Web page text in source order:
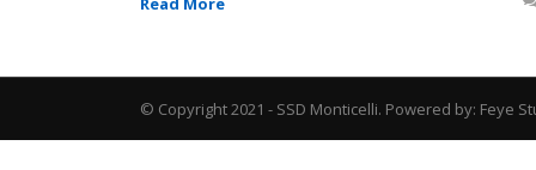
© Copyright 2021 - SSD Monticelli. Powered by: Feye